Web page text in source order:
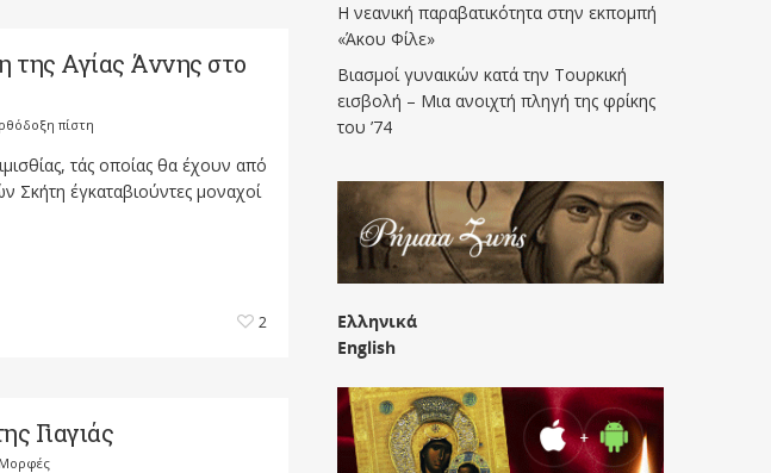
της Αγίας Άννης στο
πίστη
τάς οποίας θα έχουν από
Σκήτη έγκαταβιούντες μοναχοί
2
Γιαγιάς
Η νεανική παραβατικότητα στην εκπομπή
«Άκου Φίλε»
Βιασμοί γυναικών κατά την Τουρκική
εισβολή – Μια ανοιχτή πληγή της φρίκης
του ’74
Ελληνικά
English